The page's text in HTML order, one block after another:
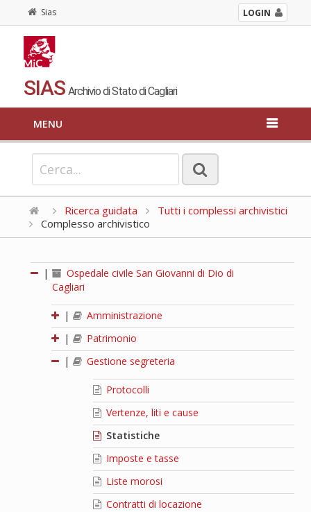
Sias LOGIN
SIAS Archivio di Stato di Cagliari
MENU
Ricerca guidata
Tutti i complessi archivistici
Complesso archivistico
|
Ospedale civile San Giovanni di Dio di
Cagliari
|
Amministrazione
|
Patrimonio
|
Gestione segreteria
Protocolli
Vertenze, liti e cause
Statistiche
Imposte e tasse
Liste morosi
Contratti di locazione